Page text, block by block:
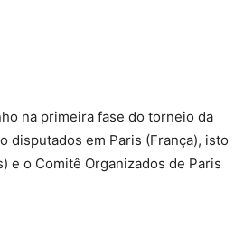
na primeira fase do torneio da
disputados em Paris (França), isto
e o Comitê Organizados de Paris